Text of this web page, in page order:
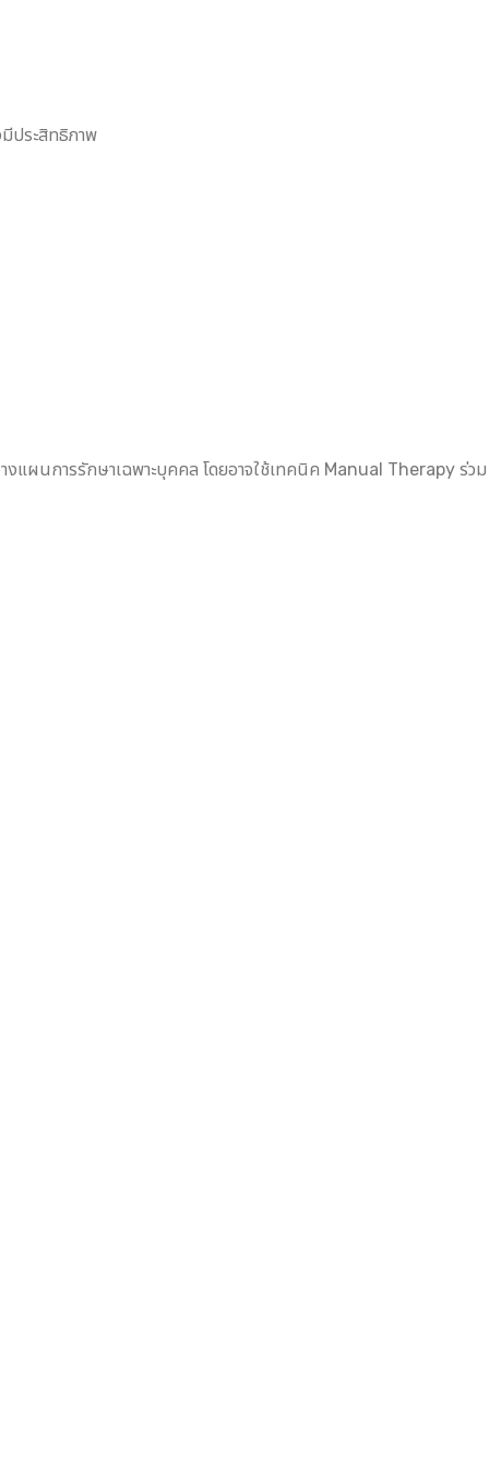
ประสิทธิภาพ
งแผนการรักษาเฉพาะบุคคล โดยอาจใช้เทคนิค Manual Therapy ร่วม